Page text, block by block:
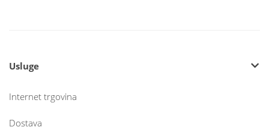
Usluge
Internet trgovina
Dostava